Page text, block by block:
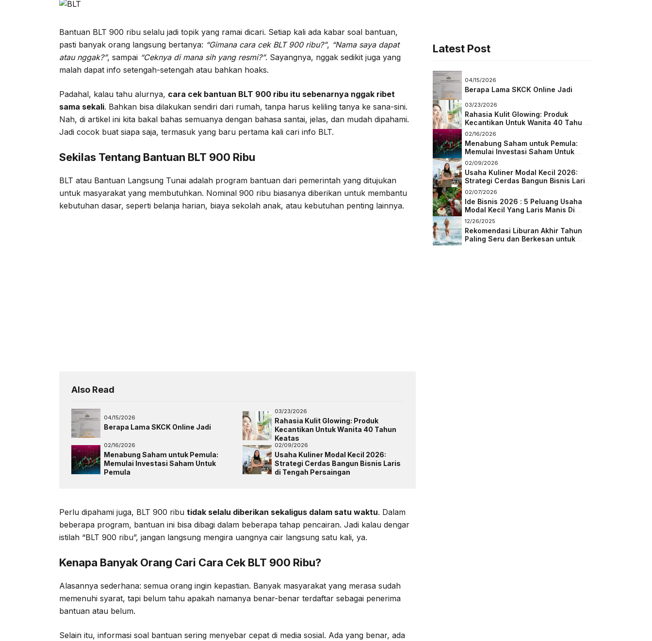
b
o
o
t
e
r
g
r
a
Bantuan BLT 900 ribu selalu jadi topik yang ramai dicari. Setiap kali ada kabar soal bantuan,
pasti banyak orang langsung bertanya: “Gimana cara cek BLT 900 ribu?”, “Nama saya dapat
atau nggak?”, sampai “Ceknya di mana sih yang resmi?”. Sayangnya, nggak sedikit juga yang
malah dapat info setengah-setengah atau bahkan hoaks.
Padahal, kalau tahu alurnya, cara cek bantuan BLT 900 ribu itu sebenarnya nggak ribet
sama sekali. Bahkan bisa dilakukan sendiri dari rumah, tanpa harus keliling tanya ke sana-sini.
Nah, di artikel ini kita bakal bahas semuanya dengan bahasa santai, jelas, dan mudah dipahami.
Jadi cocok buat siapa saja, termasuk yang baru pertama kali cari info BLT.
Sekilas Tentang Bantuan BLT 900 Ribu
BLT atau Bantuan Langsung Tunai adalah program bantuan dari pemerintah yang ditujukan
untuk masyarakat yang membutuhkan. Nominal 900 ribu biasanya diberikan untuk membantu
kebutuhan dasar, seperti belanja harian, biaya sekolah anak, atau kebutuhan penting lainnya.
Also Read
04/15/2026
Berapa Lama SKCK Online Jadi
03/23/2026
Rahasia Kulit Glowing: Produk
Kecantikan Untuk Wanita 40 Tahun
Keatas
02/16/2026
Menabung Saham untuk Pemula:
Memulai Investasi Saham Untuk
Pemula
02/09/2026
Usaha Kuliner Modal Kecil 2026:
Strategi Cerdas Bangun Bisnis Laris
di Tengah Persaingan
Perlu dipahami juga, BLT 900 ribu tidak selalu diberikan sekaligus dalam satu waktu. Dalam
beberapa program, bantuan ini bisa dibagi dalam beberapa tahap pencairan. Jadi kalau dengar
istilah “BLT 900 ribu”, jangan langsung mengira uangnya cair langsung satu kali, ya.
Kenapa Banyak Orang Cari Cara Cek BLT 900 Ribu?
Alasannya sederhana: semua orang ingin kepastian. Banyak masyarakat yang merasa sudah
memenuhi syarat, tapi belum tahu apakah namanya benar-benar terdaftar sebagai penerima
bantuan atau belum.
Selain itu, informasi soal bantuan sering menyebar cepat di media sosial. Ada yang benar, ada
Latest Post
04/15/2026
Berapa Lama SKCK Online Jadi
03/23/2026
Rahasia Kulit Glowing: Produk
Kecantikan Untuk Wanita 40 Tahun
Keatas
02/16/2026
Menabung Saham untuk Pemula:
Memulai Investasi Saham Untuk
Pemula
02/09/2026
Usaha Kuliner Modal Kecil 2026:
Strategi Cerdas Bangun Bisnis Laris
di Tengah Persaingan
02/07/2026
Ide Bisnis 2026 : 5 Peluang Usaha
Modal Kecil Yang Laris Manis Di
Masa Depan
12/26/2025
Rekomendasi Liburan Akhir Tahun
Paling Seru dan Berkesan untuk